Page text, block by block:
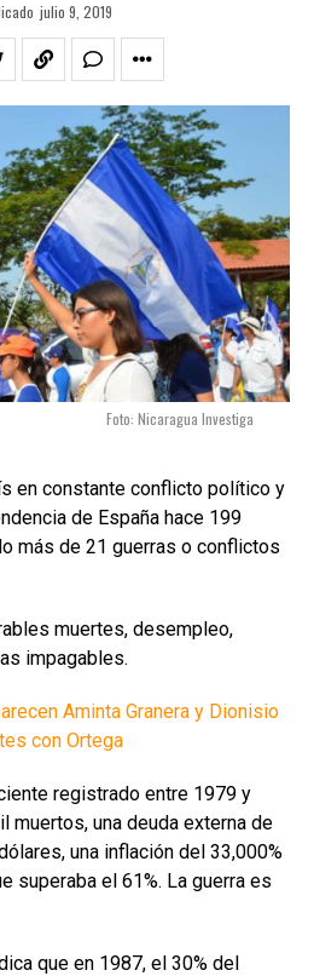
julio 9, 2019
Foto: Nicaragua Investiga
en constante conflicto político y
de España hace 199
más de 21 guerras o conflictos
muertes, desempleo,
impagables.
Aminta Granera y Dionisio
con Ortega
registrado entre 1979 y
muertos, una deuda externa de
una inflación del 33,000%
superaba el 61%. La guerra es
que en 1987, el 30% del